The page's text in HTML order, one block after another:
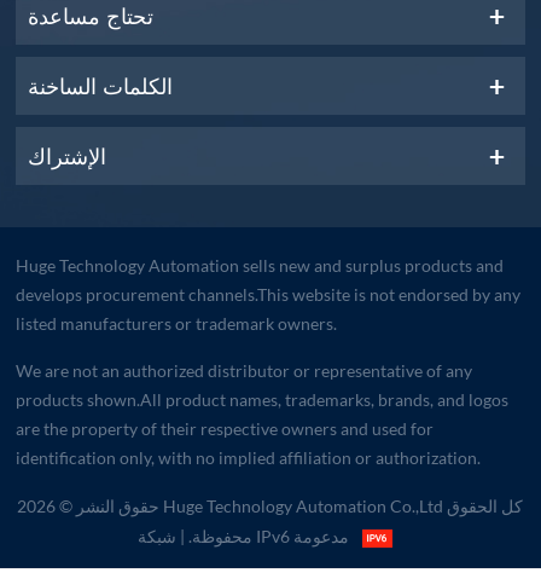
تحتاج مساعدة
الكلمات الساخنة
الإشتراك
Huge Technology Automation sells new and surplus products and
develops procurement channels.This website is not endorsed by any
listed manufacturers or trademark owners.
We are not an authorized distributor or representative of any
products shown.All product names, trademarks, brands, and logos
are the property of their respective owners and used for
identification only, with no implied affiliation or authorization.
حقوق النشر © 2026 Huge Technology Automation Co.,Ltd كل الحقوق
محفوظة.